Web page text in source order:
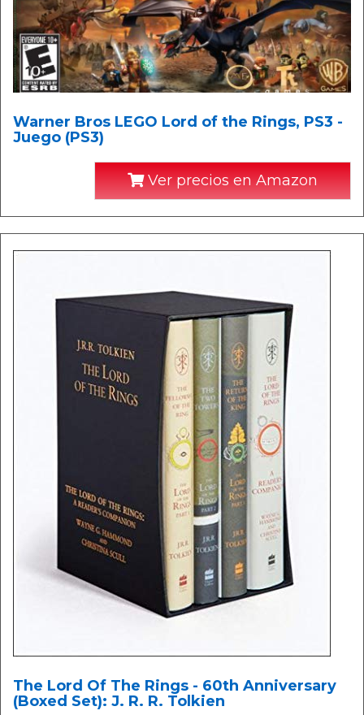
Warner Bros LEGO Lord of the Rings, PS3 -
Juego (PS3)
Ver precios en Amazon
The Lord Of The Rings - 60th Anniversary
(Boxed Set): J. R. R. Tolkien